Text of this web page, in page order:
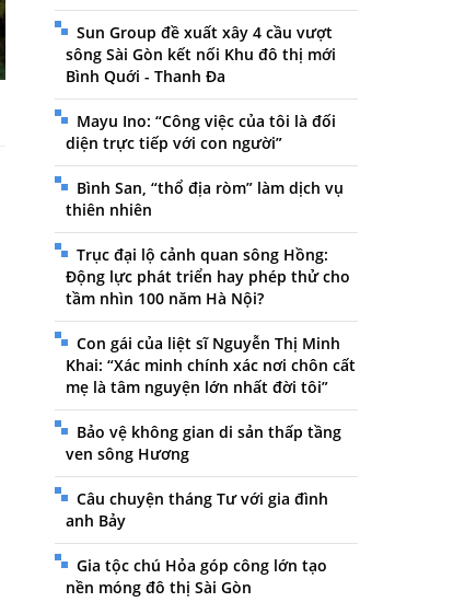
Sun Group đề xuất xây 4 cầu vượt
sông Sài Gòn kết nối Khu đô thị mới
Bình Quới - Thanh Đa
Mayu Ino: “Công việc của tôi là đối
diện trực tiếp với con người”
Bình San, “thổ địa ròm” làm dịch vụ
thiên nhiên
Trục đại lộ cảnh quan sông Hồng:
Động lực phát triển hay phép thử cho
tầm nhìn 100 năm Hà Nội?
Con gái của liệt sĩ Nguyễn Thị Minh
Khai: “Xác minh chính xác nơi chôn cất
mẹ là tâm nguyện lớn nhất đời tôi”
Bảo vệ không gian di sản thấp tầng
ven sông Hương
Câu chuyện tháng Tư với gia đình
anh Bảy
Gia tộc chú Hỏa góp công lớn tạo
nền móng đô thị Sài Gòn